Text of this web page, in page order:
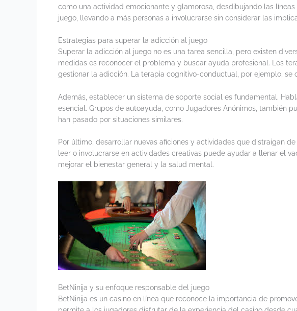
como una actividad emocionante y glamorosa, desdibujando las
juego, llevando a más personas a involucrarse sin considerar las
Estrategias para superar la adicción al juego
Superar la adicción al juego no es una tarea sencilla, pero existen
medidas es reconocer el problema y buscar ayuda profesional. Los
gestionar la adicción. La terapia cognitivo-conductual, por ejemplo,
Además, establecer un sistema de soporte social es fundamental.
esencial. Grupos de autoayuda, como Jugadores Anónimos, también
han pasado por situaciones similares.
Por último, desarrollar nuevas aficiones y actividades que distraigan
leer o involucrarse en actividades creativas puede ayudar a llenar el
mejorar el bienestar general y la salud mental.
BetNinija y su enfoque responsable del juego
BetNinija es un casino en línea que reconoce la importancia de